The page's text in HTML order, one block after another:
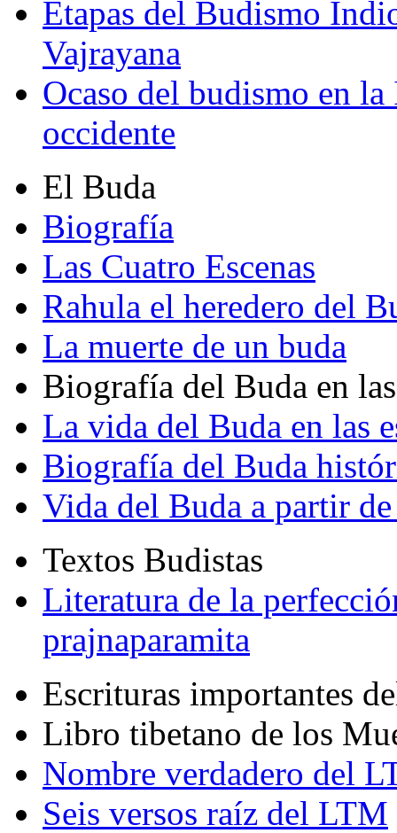
Etapas del Budismo
Vajrayana
Ocaso del budismo en
occidente
El Buda
Biografía
Las Cuatro Escenas
Rahula el heredero del
La muerte de un buda
Biografía del Buda en
La vida del Buda en las
Biografía del Buda
Vida del Buda a partir de
Textos Budistas
Literatura de la
prajnaparamita
Escrituras importantes
Libro tibetano de los
Nombre verdadero del
Seis versos raíz del LTM